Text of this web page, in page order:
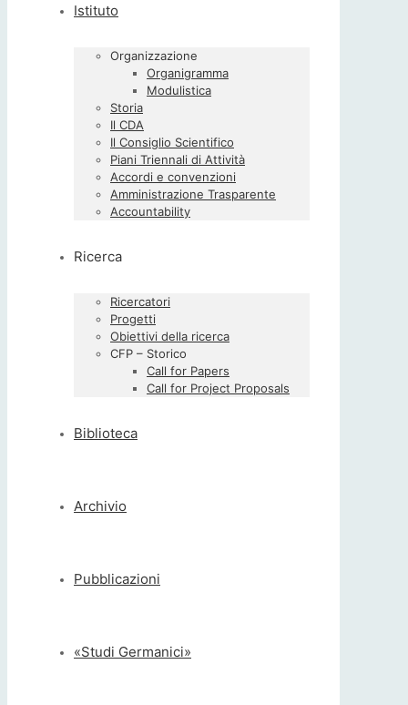
Istituto
Organizzazione
Organigramma
Modulistica
Storia
Il CDA
Il Consiglio Scientifico
Piani Triennali di Attività
Accordi e convenzioni
Amministrazione Trasparente
Accountability
Ricerca
Ricercatori
Progetti
Obiettivi della ricerca
CFP – Storico
Call for Papers
Call for Project Proposals
Biblioteca
Archivio
Pubblicazioni
«Studi Germanici»